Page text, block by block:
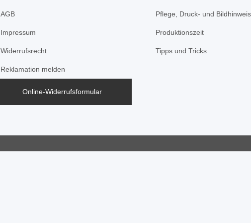
AGB
Impressum
Widerrufsrecht
Reklamation melden
Online-Widerrufsformular
Pflege, Druck- und
Produktionszeit
Tipps und Tricks